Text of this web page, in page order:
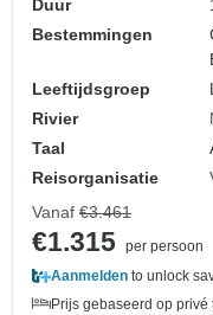
Duur
Bestemmingen
Leeftijdsgroep
Rivier
Taal
Reisorganisatie
Vanaf €3.461
€1.315 per persoon
Aanmelden to unlock
Prijs gebaseerd op